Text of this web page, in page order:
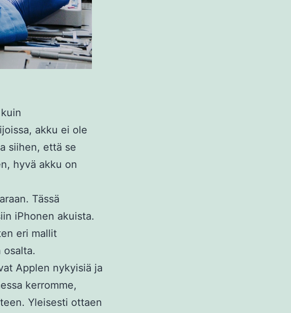
akku ei ole
siihen, että se
hyvä akku on
Tässä
iPhonen akuista.
eri mallit
Applen nykyisiä ja
kerromme,
Yleisesti ottaen